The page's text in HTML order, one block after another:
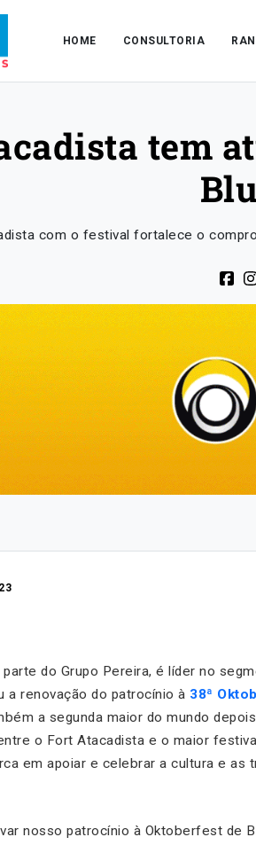
HOME CONSULTORIA
tem
com o festival fortalece o
do Grupo Pereira, é líder no
a renovação do patrocínio à 38ª
a segunda maior do mundo
o Fort Atacadista e o maior
em apoiar e celebrar a cultura e as
nosso patrocínio à Oktoberfest de